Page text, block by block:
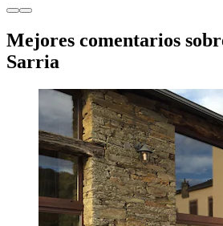
Mejores comentarios
Sarria